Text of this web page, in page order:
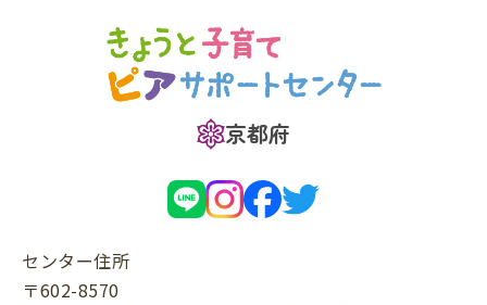
京都府
センター住所
〒602-8570